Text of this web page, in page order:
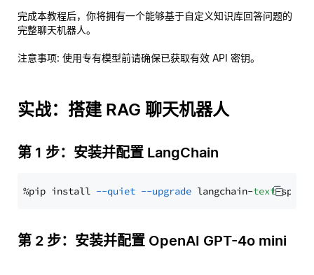
完成本教程后，你将拥有一个能够基于自定义知识库回答问题的
完整聊天机器人。
注意事项: 使用专有模型前请确保已获取有效 API 密钥。
实战：搭建 RAG 聊天机器人
第 1 步：安装并配置 LangChain
%pip install --quiet --upgrade langchain-text
第 2 步：安装并配置 OpenAI GPT-4o mini